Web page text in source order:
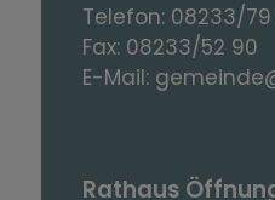
Telefon: 08233/
Fax: 08233/52 90
E-Mail:
Rathaus